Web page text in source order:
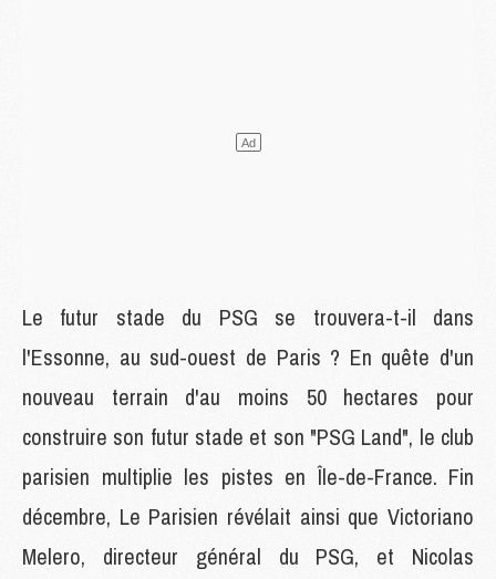
Le futur stade du PSG se trouvera-t-il dans
l'Essonne, au sud-ouest de Paris ? En quête d'un
nouveau terrain d'au moins 50 hectares pour
construire son futur stade et son "PSG Land", le club
parisien multiplie les pistes en Île-de-France. Fin
décembre, Le Parisien révélait ainsi que Victoriano
Melero, directeur général du PSG, et Nicolas